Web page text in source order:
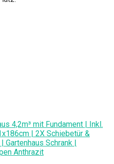
4,2m³ mit Fundament | Inkl.
| 2X Schiebetür &
Schrank |
Anthrazit